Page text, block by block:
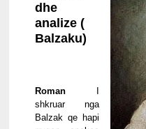
dhe
analize (
Balzaku)
Roman
shkruar nga
Balzak qe hapi